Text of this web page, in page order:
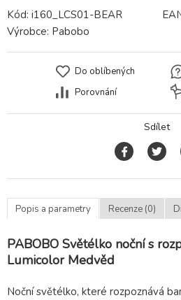
Kód: i160_LCS01-BEAR
Výrobce: Pabobo
Do oblíbených
Porovnání
Sdílet
Popis a parametry Recenze (0)
PABOBO Světélko noční s
Lumicolor Medvěd
Noční světélko, které rozpoznává